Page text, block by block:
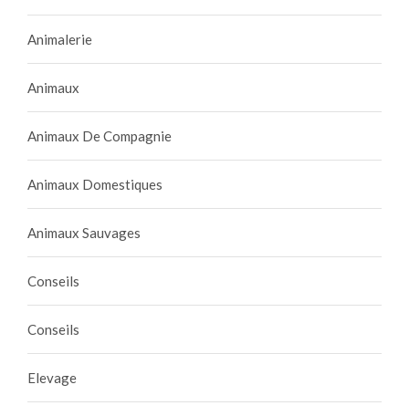
Animalerie
Animaux
Animaux De Compagnie
Animaux Domestiques
Animaux Sauvages
Conseils
Conseils
Elevage